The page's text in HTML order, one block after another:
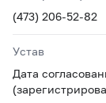
(473) 206-52-82
Устав
Дата